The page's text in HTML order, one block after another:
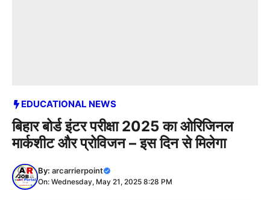
EDUCATIONAL NEWS
बिहार बोर्ड इंटर परीक्षा 2025 का ओरिजिनल
मार्कशीट और प्रोविजन – इस दिन से मिलेगा
By: arcarrierpoint
On: Wednesday, May 21, 2025 8:28 PM